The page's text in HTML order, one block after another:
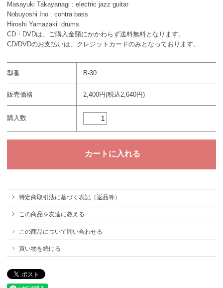
Masayuki Takayanagi : electric jazz guitar
Nobuyoshi Ino : contra bass
Hiroshi Yamazaki :drums
CD・DVDは、ご購入金額にかかわらず送料無料となります。
CD/DVDのお支払いは、クレジットカードのみとなっております。
型番 B-30
販売価格 2,400円(税込2,640円)
購入数
特定商取引法に基づく表記（返品等）
この商品を友達に教える
この商品について問い合わせる
買い物を続ける